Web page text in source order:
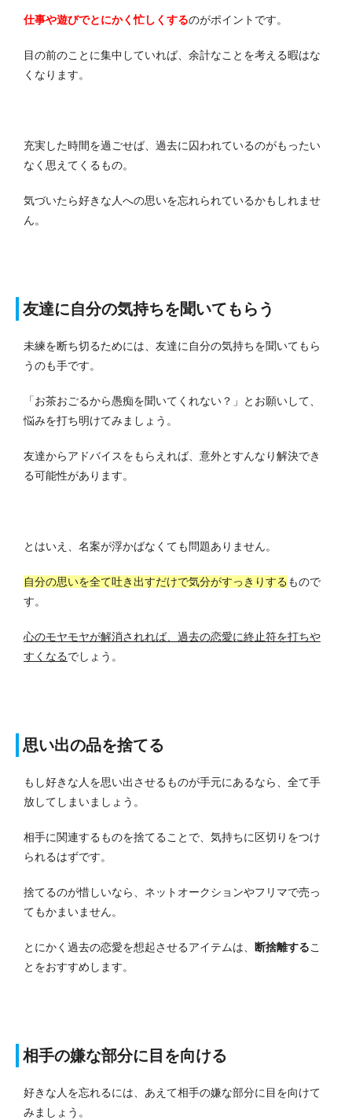
仕事や遊びでとにかく忙しくするのがポイントです。
目の前のことに集中していれば、余計なことを考える暇はな
くなります。
充実した時間を過ごせば、過去に囚われているのがもったい
なく思えてくるもの。
気づいたら好きな人への思いを忘れられているかもしれませ
ん。
友達に自分の気持ちを聞いてもらう
未練を断ち切るためには、友達に自分の気持ちを聞いてもら
うのも手です。
「お茶おごるから愚痴を聞いてくれない？」とお願いして、
悩みを打ち明けてみましょう。
友達からアドバイスをもらえれば、意外とすんなり解決でき
る可能性があります。
とはいえ、名案が浮かばなくても問題ありません。
自分の思いを全て吐き出すだけで気分がすっきりする もので
す。
心のモヤモヤが解消されれば、過去の恋愛に終止符を打ちや
すくなるでしょう。
思い出の品を捨てる
もし好きな人を思い出させるものが手元にあるなら、全て手
放してしまいましょう。
相手に関連するものを捨てることで、気持ちに区切りをつけ
られるはずです。
捨てるのが惜しいなら、ネットオークションやフリマで売っ
てもかまいません。
とにかく過去の恋愛を想起させるアイテムは、 断捨離するこ
とをおすすめします。
相手の嫌な部分に目を向ける
好きな人を忘れるには、あえて相手の嫌な部分に目を向けて
みましょう。